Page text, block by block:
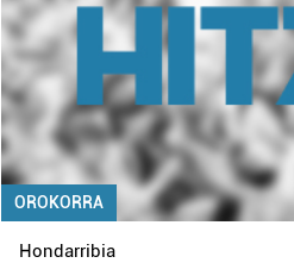
OROKORRA
Hondarribia